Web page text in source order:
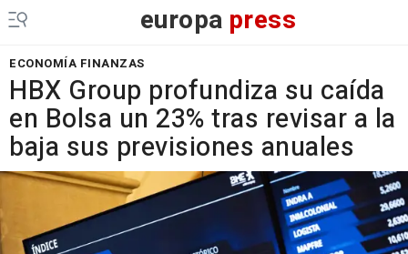
europa press
ECONOMÍA FINANZAS
HBX Group profundiza su caída
en Bolsa un 23% tras revisar a la
baja sus previsiones anuales